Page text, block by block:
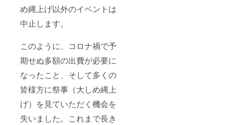
め縄上げ以外のイベントは
中止します。
このように、コロナ禍で予
期せぬ多額の出費が必要に
なったこと、そして多くの
皆様方に祭事（大しめ縄上
げ）を見ていただく機会を
失いました。これまで長き